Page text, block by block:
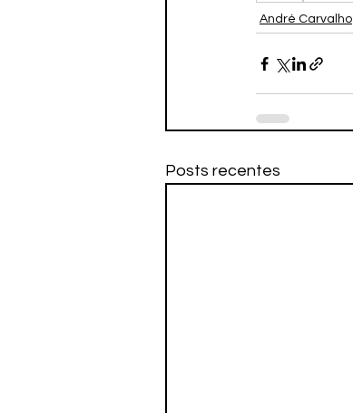
André Carvalho
Posts recentes